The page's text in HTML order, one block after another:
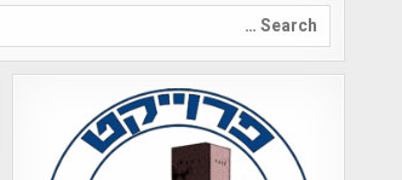
Search
for: